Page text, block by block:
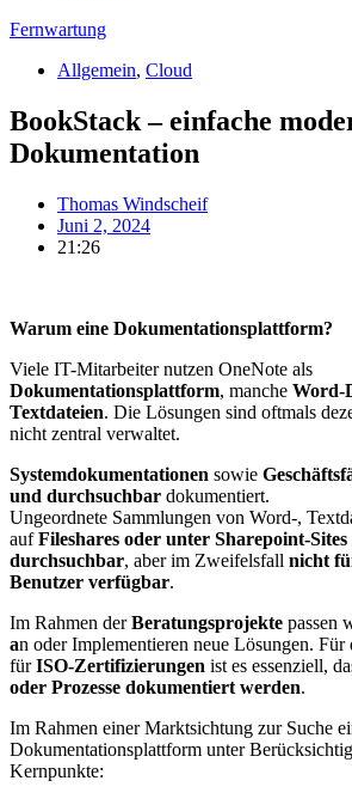
Fernwartung
Allgemein, Cloud
BookStack – einfache
Dokumentation
Thomas Windscheif
Juni 2, 2024
21:26
Warum eine Dokumentationsplattform?
Viele IT-Mitarbeiter nutzen OneNote als
Dokumentationsplattform, manche Word-
Textdateien. Die Lösungen sind oftmals
nicht zentral verwaltet.
Systemdokumentationen sowie
und durchsuchbar dokumentiert.
Ungeordnete Sammlungen von Word-,
aufFileshares oder unter Sharepoint-Sites
durchsuchbar, aber im Zweifelsfall nicht
Benutzer verfügbar.
Im Rahmen derBeratungsprojekte passen
an oder Implementieren neue Lösungen. Für
fürISO-Zertifizierungen ist es essenziell,
oder Prozesse dokumentiert werden.
Im Rahmen einer Marktsichtung zur Suche
Dokumentationsplattform unter
Kernpunkte: